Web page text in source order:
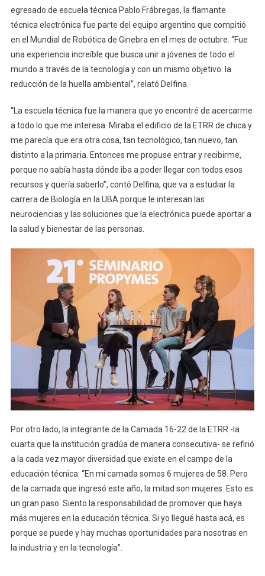
egresado de escuela técnica Pablo Frábregas, la flamante
técnica electrónica fue parte del equipo argentino que compitió
en el Mundial de Robótica de Ginebra en el mes de octubre. “Fue
una experiencia increíble que busca unir a jóvenes de todo el
mundo a través de la tecnología y con un mismo objetivo: la
reducción de la huella ambiental”, relató Delfina.
“La escuela técnica fue la manera que yo encontré de acercarme
a todo lo que me interesa. Miraba el edificio de la ETRR de chica y
me parecía que era otra cosa, tan tecnológico, tan nuevo, tan
distinto a la primaria. Entonces me propuse entrar y recibirme,
porque no sabía hasta dónde iba a poder llegar con todos esos
recursos y quería saberlo”, contó Delfina, que va a estudiar la
carrera de Biología en la UBA porque le interesan las
neurociencias y las soluciones que la electrónica puede aportar a
la salud y bienestar de las personas.
Por otro lado, la integrante de la Camada 16-22 de la ETRR -la
cuarta que la institución gradúa de manera consecutiva- se refirió
a la cada vez mayor diversidad que existe en el campo de la
educación técnica: “En mi camada somos 6 mujeres de 58. Pero
de la camada que ingresó este año, la mitad son mujeres. Esto es
un gran paso. Siento la responsabilidad de promover que haya
más mujeres en la educación técnica. Si yo llegué hasta acá, es
porque se puede y hay muchas oportunidades para nosotras en
la industria y en la tecnología”.